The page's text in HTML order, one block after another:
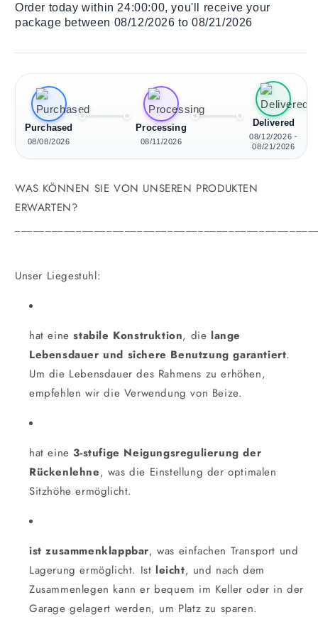
Order today within 24:00:00, you'll receive your
package between 08/12/2026 to 08/21/2026
Purchased
08/08/2026
Processing
08/11/2026
Delivered
08/12/2026 -
08/21/2026
WAS KÖNNEN SIE VON UNSEREN PRODUKTEN
ERWARTEN?
Unser Liegestuhl:
hat eine stabile Konstruktion, die lange
Lebensdauer und sichere Benutzung garantiert.
Um die Lebensdauer des Rahmens zu erhöhen,
empfehlen wir die Verwendung von Beize.
hat eine 3-stufige Neigungsregulierung der
Rückenlehne, was die Einstellung der optimalen
Sitzhöhe ermöglicht.
ist zusammenklappbar, was einfachen Transport und
Lagerung ermöglicht. Ist leicht, und nach dem
Zusammenlegen kann er bequem im Keller oder in der
Garage gelagert werden, um Platz zu sparen.